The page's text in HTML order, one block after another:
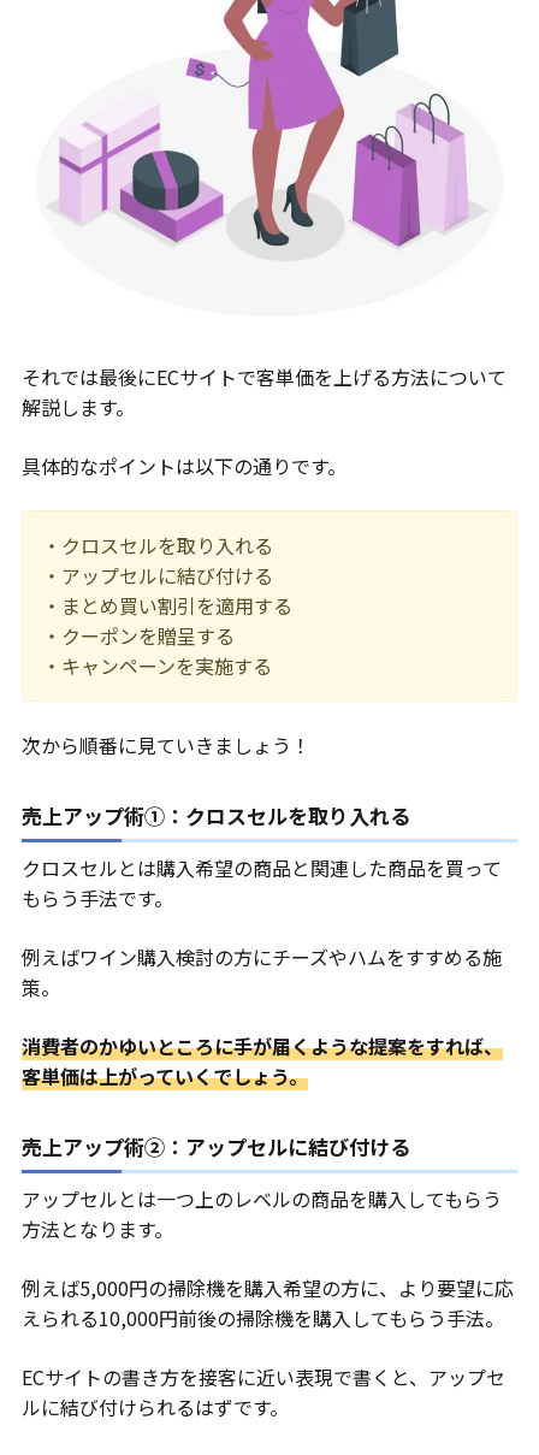
それでは最後にECサイトで客単価を上げる方法について
解説します。
具体的なポイントは以下の通りです。
・クロスセルを取り入れる
・アップセルに結び付ける
・まとめ買い割引を適用する
・クーポンを贈呈する
・キャンペーンを実施する
次から順番に見ていきましょう！
売上アップ術①：クロスセルを取り入れる
クロスセルとは購入希望の商品と関連した商品を買って
もらう手法です。
例えばワイン購入検討の方にチーズやハムをすすめる施
策。
消費者のかゆいところに手が届くような提案をすれば、
客単価は上がっていくでしょう。
売上アップ術②：アップセルに結び付ける
アップセルとは一つ上のレベルの商品を購入してもらう
方法となります。
例えば5,000円の掃除機を購入希望の方に、より要望に応
えられる10,000円前後の掃除機を購入してもらう手法。
ECサイトの書き方を接客に近い表現で書くと、アップセ
ルに結び付けられるはずです。